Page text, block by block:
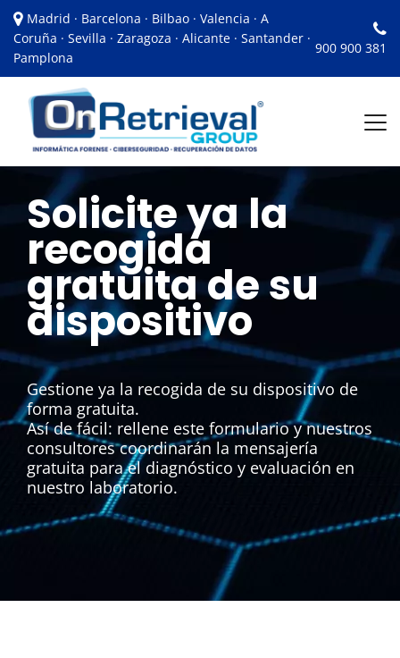
Madrid · Barcelona · Bilbao · Valencia · A
Coruña · Sevilla · Zaragoza · Alicante · Santander ·
Pamplona
900 900 381
Solicite ya la
recogida
gratuita de su
dispositivo
Gestione ya la recogida de su dispositivo de
forma gratuita.
Así de fácil: rellene este formulario y nuestros
consultores coordinarán la mensajería
gratuita para el diagnóstico y evaluación en
nuestro laboratorio.